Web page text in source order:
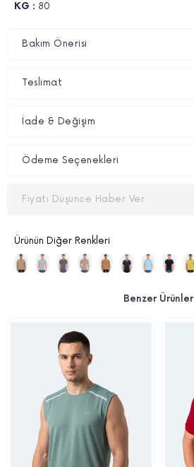
KG : 80
Bakım Önerisi
Teslimat
İade & Değişim
Ödeme Seçenekleri
Fiyatı Düşünce Haber Ver
Ürünün Diğer Renkleri
Benzer Ürünler